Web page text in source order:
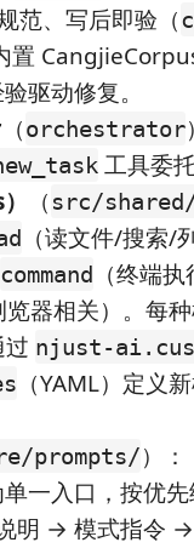
范、写后即验（
置
驱动修复。
（orchestrator
工具委
（ src/
（读文件/搜索/
command （终端
览器相关）。每
过 njust-
（YAML）定义
prompts/）：
单一入口，按优
明 → 模式指令